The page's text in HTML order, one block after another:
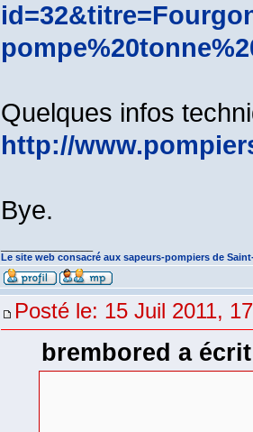
Quelques infos
http://
Bye.
Le site web consacré aux sapeurs-pompiers de
Posté le: 15 Juil 2011,
brembored a